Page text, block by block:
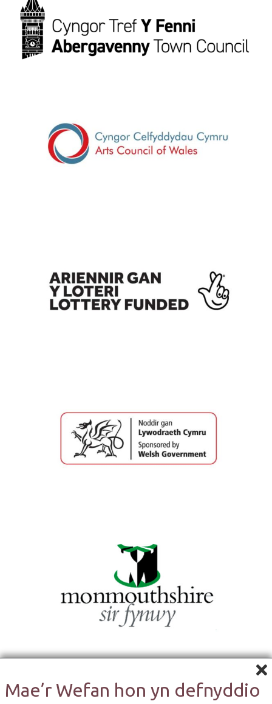
Mae’r Wefan hon yn defnyddio